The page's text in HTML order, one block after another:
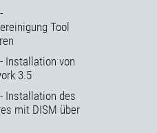
Tool
Installation von
3.5
Installation des
mit DISM über